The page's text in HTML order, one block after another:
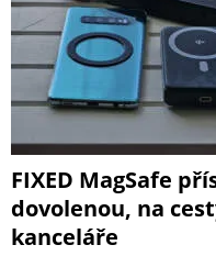
FIXED MagSafe
dovolenou, na
kanceláře